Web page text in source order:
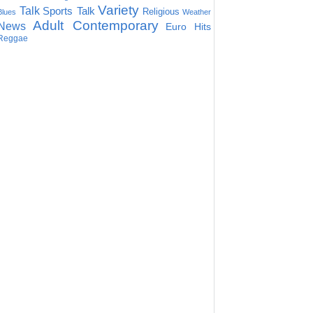
Talk Sports Talk Variety Religious Weather
Adult Contemporary Euro Hits